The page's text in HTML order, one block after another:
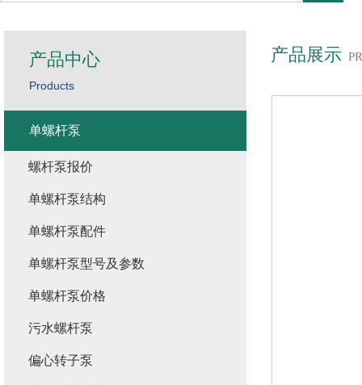
产品展示
产品中心
Products
单螺杆泵
螺杆泵报价
单螺杆泵结构
单螺杆泵配件
单螺杆泵型号及参数
单螺杆泵价格
污水螺杆泵
偏心转子泵